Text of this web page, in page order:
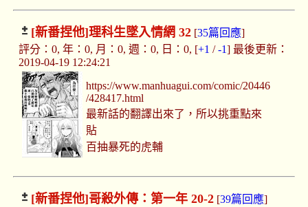
[新番捏他]理科生墜入情網 32[35篇回應]
評分：0, 年：0, 月：0, 週：0, 日：0, [+1 /-1] 最後更新：
2019-04-19 12:24:21
https://www.manhuagui.com/comic/20446
/428417.html
最新話的翻譯出來了，所以挑重點來
貼
百抽暴死的虎輔
[新番捏他]哥殺外傳：第一年 20-2[39篇回應]